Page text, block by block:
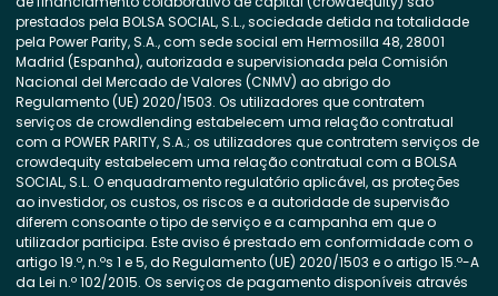
prestados pela BOLSA SOCIAL, S.L., sociedade detida na totalidade
pela Power Parity, S.A., com sede social em Hermosilla 48, 28001
Madrid (Espanha), autorizada e supervisionada pela Comisión
Nacional del Mercado de Valores (CNMV) ao abrigo do
Regulamento (UE) 2020/1503. Os utilizadores que contratem
serviços de crowdlending estabelecem uma relação contratual
com a POWER PARITY, S.A.; os utilizadores que contratem serviços de
crowdequity estabelecem uma relação contratual com a BOLSA
SOCIAL, S.L. O enquadramento regulatório aplicável, as proteções
ao investidor, os custos, os riscos e a autoridade de supervisão
diferem consoante o tipo de serviço e a campanha em que o
utilizador participa. Este aviso é prestado em conformidade com o
artigo 19.º, n.ºs 1 e 5, do Regulamento (UE) 2020/1503 e o artigo 15.º-A
da Lei n.º 102/2015. Os serviços de pagamento disponíveis através